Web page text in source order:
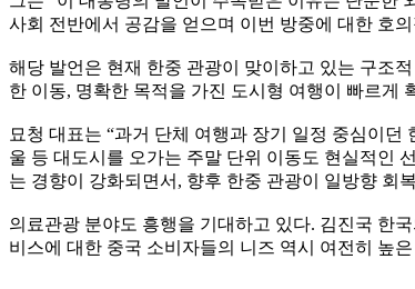
사회 전반에서 공감을 얻으며 이번 방중에 대한 호
해당 발언은 현재 한중 관광이 맞이하고 있는 구조
한 이동, 명확한 목적을 가진 도시형 여행이 빠르게
묘청 대표는 “과거 단체 여행과 장기 일정 중심이
울 등 대도시를 오가는 주말 단위 이동도 현실적인
는 경향이 강화되면서, 향후 한중 관광이 일방향 회
의료관광 분야도 흥행을 기대하고 있다. 김진국 한
비스에 대한 중국 소비자들의 니즈 역시 여전히 높